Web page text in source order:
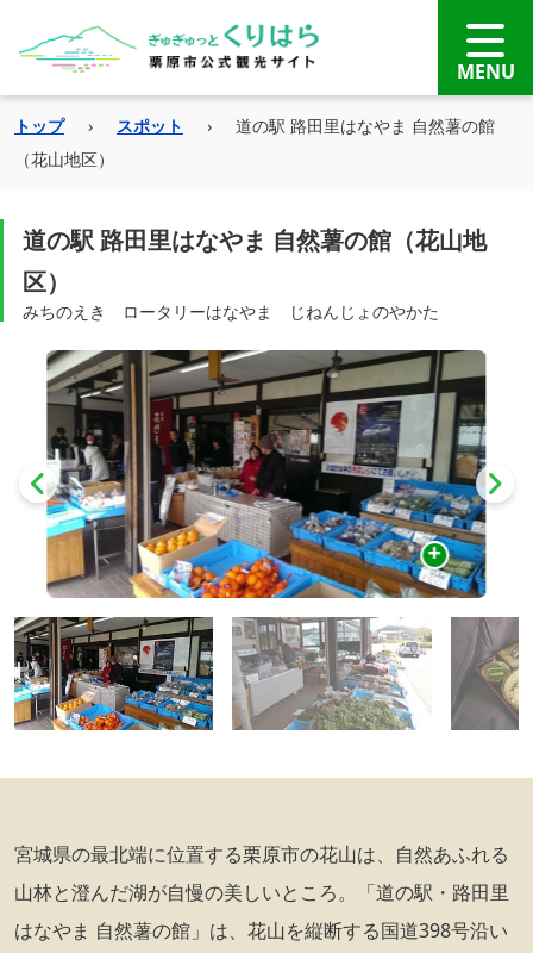
トップ › スポット ›
道の駅 路田里はなやま 自然薯の館
（花山地区）
道の駅 路田里はなやま 自然薯の館（花山地
区）
みちのえき ロータリーはなやま じねんじょのやかた
宮城県の最北端に位置する栗原市の花山は、自然あふれる
山林と澄んだ湖が自慢の美しいところ。「道の駅・路田里
はなやま 自然薯の館」は、花山を縦断する国道398号沿い